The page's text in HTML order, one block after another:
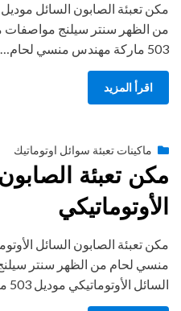
من الظهر سنتر سيلنج مواصفات
503 ماركة مهندس منسي لحام…
اقرأ المزيد
byengmansyPostedأغسطس 27, 2020
ماكينات تعبئة سوائل اوتوماتيك
مكن تعبئة
الأوتوماتيكي
منسي لحام من الظهر سنتر
السائل الأوتوماتيكي موديل 503 ماركة مهندس…